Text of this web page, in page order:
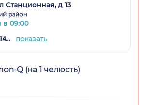
машине, с парковкой проблем
остановки.
Станционная, д 13
район
в 09:00
+7 (986) 330-14-86 показать
Q (на 1 челюсть)